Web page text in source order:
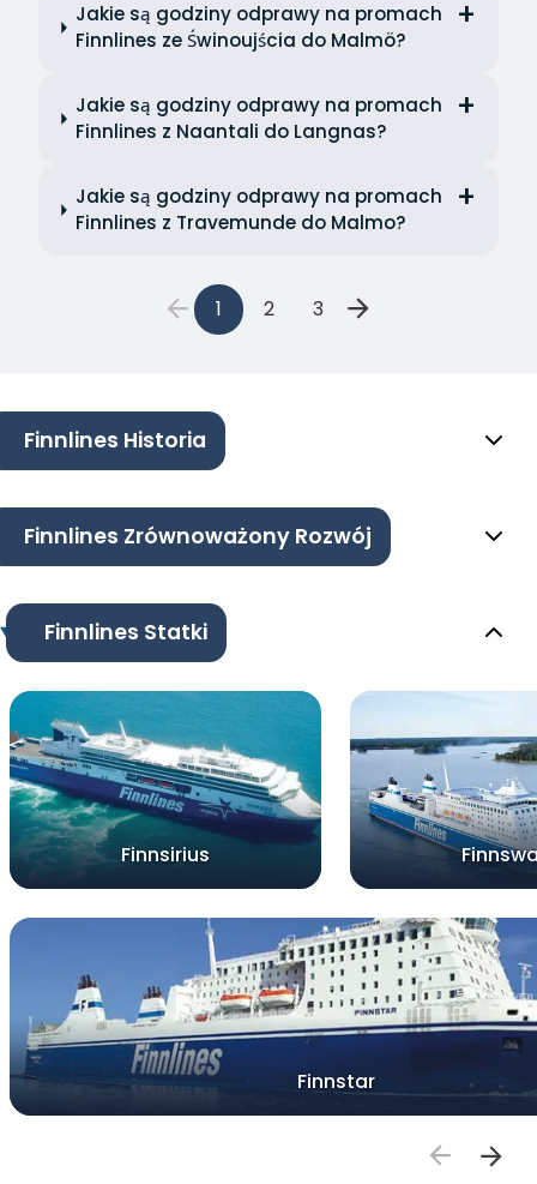
Jakie są godziny odprawy na promach
Finnlines ze Świnoujścia do Malmö?
Jakie są godziny odprawy na promach
Finnlines z Naantali do Langnas?
Jakie są godziny odprawy na promach
Finnlines z Travemunde do Malmo?
1 2 3
Finnlines Historia
Finnlines Zrównoważony Rozwój
Finnlines Statki
Finnsirius
Finnstar